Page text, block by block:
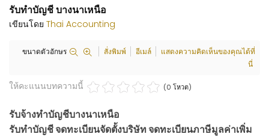
รับทำบัญชี บางนาเหนือ
เขียนโดย Thai Accounting
ขนาดตัวอักษร สั่งพิมพ์ อีเมล์
แสดงความคิดเห็นของคุณได้ที่
นี่
ให้คะแนนบทความนี้ (0 โหวต)
รับจ้างทำบัญชีบางนาเหนือ
รับทำบัญชี จดทะเบียนจัดตั้งบริษัท จดทะเบียนภาษีมูลค่าเพิ่ม